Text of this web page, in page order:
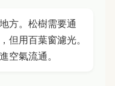
方。松樹需要通
但用百葉窗濾光。
空氣流通。